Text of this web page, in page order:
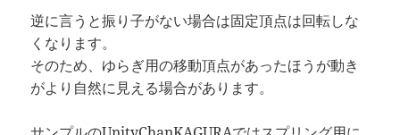
逆に言うと振り子がない場合は固定頂点は回転しな
くなります。
そのため、ゆらぎ用の移動頂点があったほうが動き
がより自然に見える場合があります。